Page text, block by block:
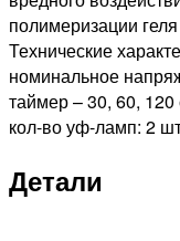
полимеризации
Технические
номинальное
таймер – 30, 60, 120
кол-во уф-ламп: 2
Детали